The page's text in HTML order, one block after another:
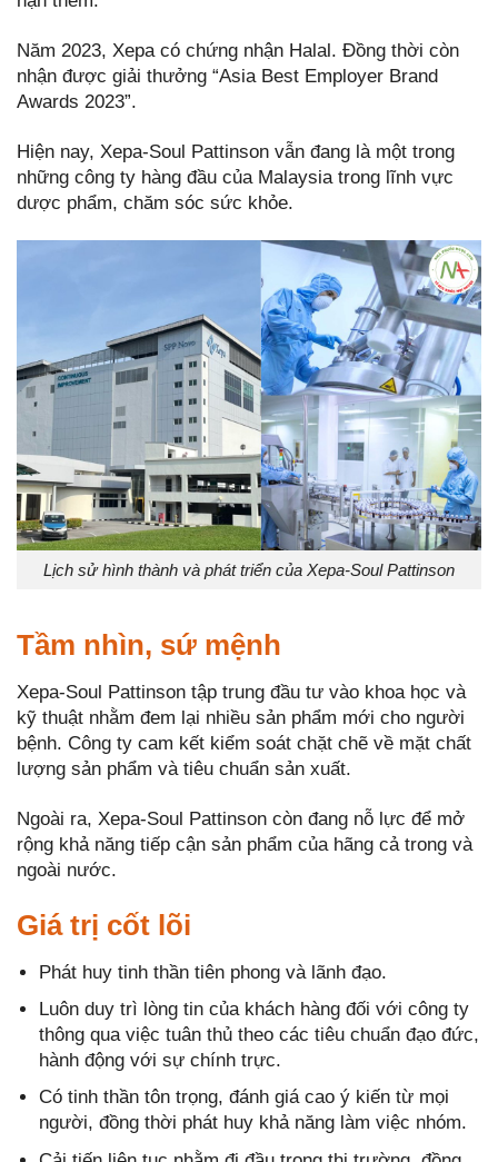
Năm 2023, Xepa có chứng nhận Halal. Đồng thời còn
nhận được giải thưởng “Asia Best Employer Brand
Awards 2023”.
Hiện nay, Xepa-Soul Pattinson vẫn đang là một trong
những công ty hàng đầu của Malaysia trong lĩnh vực
dược phẩm, chăm sóc sức khỏe.
Lịch sử hình thành và phát triển của Xepa-Soul Pattinson
Tầm nhìn, sứ mệnh
Xepa-Soul Pattinson tập trung đầu tư vào khoa học và
kỹ thuật nhằm đem lại nhiều sản phẩm mới cho người
bệnh. Công ty cam kết kiểm soát chặt chẽ về mặt chất
lượng sản phẩm và tiêu chuẩn sản xuất.
Ngoài ra, Xepa-Soul Pattinson còn đang nỗ lực để mở
rộng khả năng tiếp cận sản phẩm của hãng cả trong và
ngoài nước.
Giá trị cốt lõi
Phát huy tinh thần tiên phong và lãnh đạo.
Luôn duy trì lòng tin của khách hàng đối với công ty
thông qua việc tuân thủ theo các tiêu chuẩn đạo đức,
hành động với sự chính trực.
Có tinh thần tôn trọng, đánh giá cao ý kiến từ mọi
người, đồng thời phát huy khả năng làm việc nhóm.